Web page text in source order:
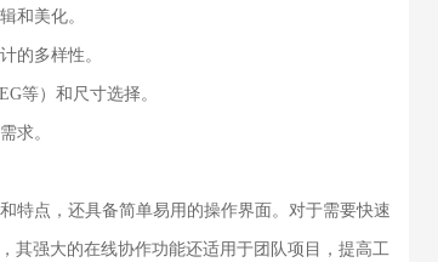
和美化。
的多样性。
等）和尺寸选择。
求。
特点，还具备简单易用的操作界面。对于需要快速
其强大的在线协作功能还适用于团队项目，提高工